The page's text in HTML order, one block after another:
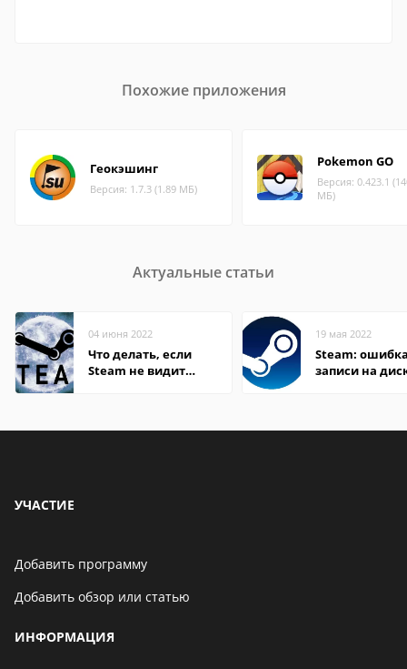
Похожие приложения
Геокэшинг
Версия: 1.7.3 (1.89 МБ)
Pokemon GO
Версия: 0.423.1
МБ)
Актуальные статьи
04 июня 2022
Что делать, если
Steam не видит
19 мая 2022
Steam:
записи на
УЧАСТИЕ
Добавить программу
Добавить обзор или статью
ИНФОРМАЦИЯ